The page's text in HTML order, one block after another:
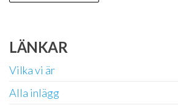
LÄNKAR
Vilka vi är
Alla inlägg